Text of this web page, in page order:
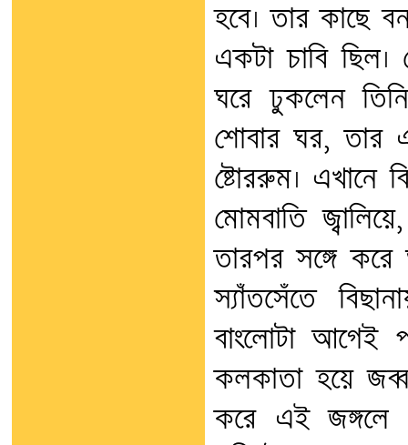
হবে। তার কাছে
একটা চাবি ছিল।
ঘরে ঢুকলেন
শোবার ঘর, তার
ষ্টোররুম। এখানে
মোমবাতি
তারপর সঙ্গে
স্যাঁতসেঁতে
বাংলোটা আগেই
কলকাতা হয়ে
করে এই জঙ্গলে